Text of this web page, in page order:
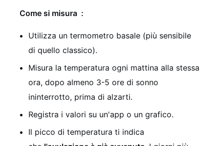
Come si misura :
Utilizza un termometro basale (più sensibile
di quello classico).
Misura la temperatura ogni mattina alla stessa
ora, dopo almeno 3-5 ore di sonno
ininterrotto, prima di alzarti.
Registra i valori su un'app o un grafico.
Il picco di temperatura ti indica